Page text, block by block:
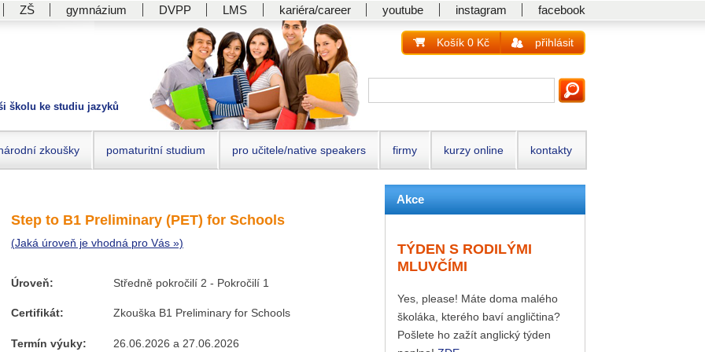
ZŠ gymnázium DVPP LMS kariéra/career youtube instagram facebook
školu ke studiu jazyků
Košík 0 Kč přihlásit
zkoušky pomaturitní studium pro učitele/native speakers firmy kurzy online kontakty
Step to B1 Preliminary (PET) for Schools
(Jaká úroveň je vhodná pro Vás »)
Úroveň: Středně pokročilí 2 - Pokročilí 1
Certifikát: Zkouška B1 Preliminary for Schools
Termín výuky: 26.06.2026 a 27.06.2026
Akce
TÝDEN S RODILÝMI
MLUVČÍMI
Yes, please! Máte doma malého
školáka, kterého baví angličtina?
Pošlete ho zažít anglický týden